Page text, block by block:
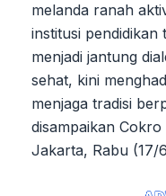
melanda ranah
institusi pendidikan
menjadi jantung
sehat, kini
menjaga tradisi
disampaikan
Jakarta, Rabu (17/